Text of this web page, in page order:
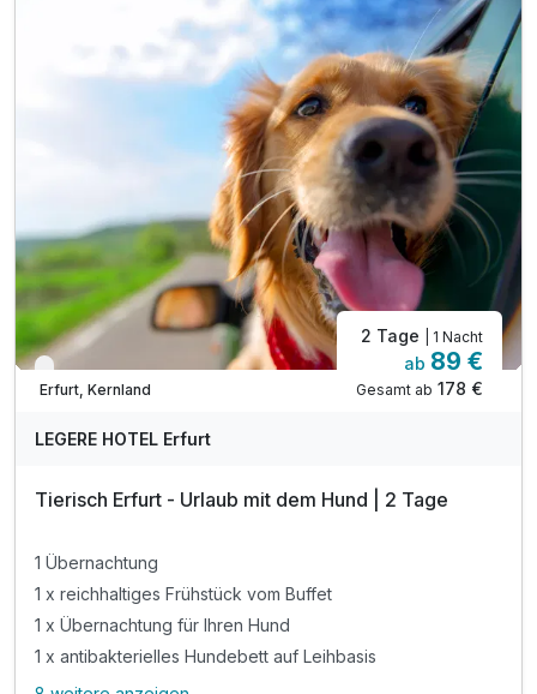
inkl. late check out bis 14 Uhr**
inkl. Nutzung des hoteleigenen Fitnessbereiches
inkl. Nutzung des hoteleigenen Saunabereichs
Verfügbar bis Dezember
Erfurt, Kernland
2 Tage | 1 Nacht
ab 89 €
Gesamt ab 178 €
LEGERE HOTEL Erfurt
Tierisch Erfurt - Urlaub mit dem Hund | 2 Tage
1 Übernachtung
1 x reichhaltiges Frühstück vom Buffet
1 x Übernachtung für Ihren Hund
1 x antibakterielles Hundebett auf Leihbasis